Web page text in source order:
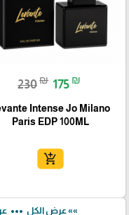
230₪ 175 ₪
Intense Jo Milano
Paris EDP 100ML
add_shopping_cart
»» عرض الكل more_horiz